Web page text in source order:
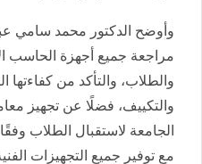
وأوضح الدكتور محمد سامي
مراجعة جميع أجهزة الحاسب
والطلاب، والتأكد من كفاءتها
والتكييف، فضلًا عن تجهيز
الجامعة لاستقبال الطلاب
مع توفير جميع التجهيزات